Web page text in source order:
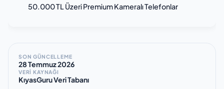
50.000 TL Üzeri Premium Kameralı Telefonlar
SON GÜNCELLEME
28 Temmuz 2026
VERİ KAYNAĞI
KıyasGuru Veri Tabanı